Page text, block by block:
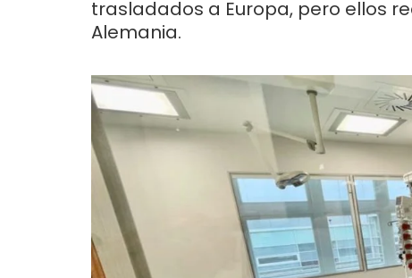
trasladados a Europa, pero ellos
Alemania.